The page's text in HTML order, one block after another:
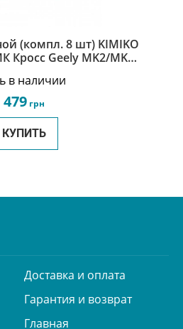
(компл. 8 шт) KIMIKO
Geely MK2/MK
в наличии
479 грн
КУПИТЬ
Доставка и оплата
Гарантия и возврат
Главная